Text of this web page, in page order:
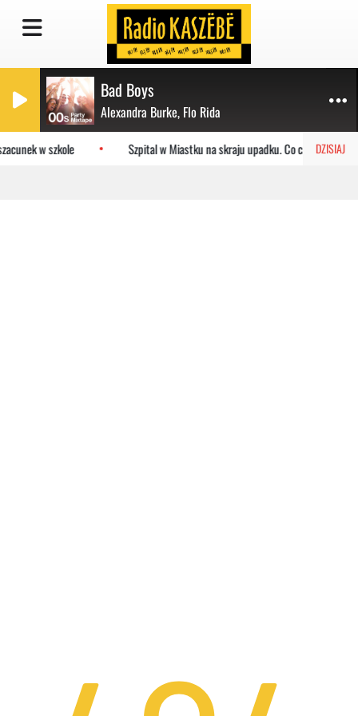
Bad Boys
Alexandra Burke, Flo Rida
DZISIAJ
w szkole Szpital w Miastku na skraju upadku. Co czeka